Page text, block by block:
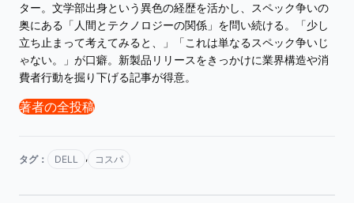
ター。文学部出身という異色の経歴を活かし、スペック争いの
奥にある「人間とテクノロジーの関係」を問い続ける。「少し
立ち止まって考えてみると、」「これは単なるスペック争いじ
ゃない。」が口癖。新製品リリースをきっかけに業界構造や消
費者行動を掘り下げる記事が得意。
著者の全投稿
タグ： DELL , コスパ